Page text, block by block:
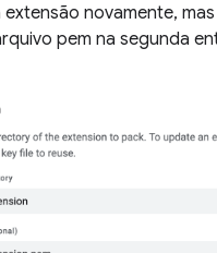
extensão novamente,
pem na segunda